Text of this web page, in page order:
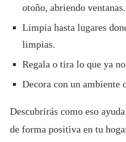
otoño, abriendo ventanas.
Limpia hasta lugares
limpias.
Regala o tira lo que ya
Decora con un ambiente
Descubrirás como eso
de forma positiva en tu